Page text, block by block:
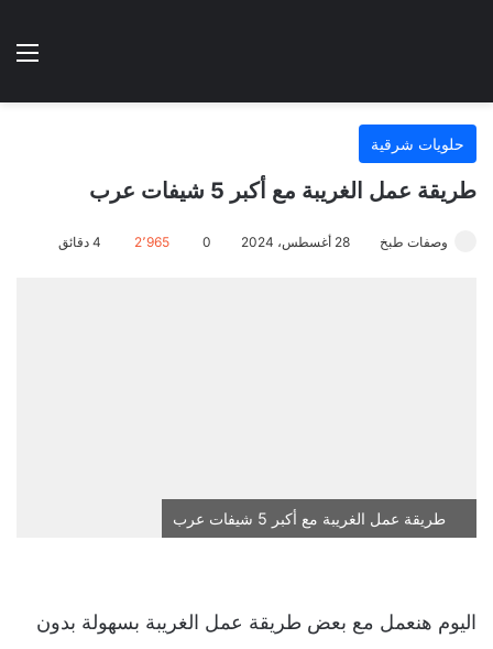
الوضع
حلويات شرقية
طريقة عمل الغريبة مع أكبر 5 شيفات عرب
وصفات طبخ 28 أغسطس، 2024 0 2٬965
طريقة عمل الغريبة مع أكبر 5 شيفات عرب
اليوم هنعمل مع بعض طريقة عمل الغريبة بسهولة بدون